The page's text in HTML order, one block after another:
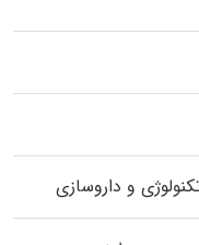
و داروسازی